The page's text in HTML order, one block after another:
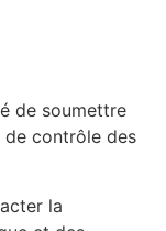
de soumettre
de contrôle des
la